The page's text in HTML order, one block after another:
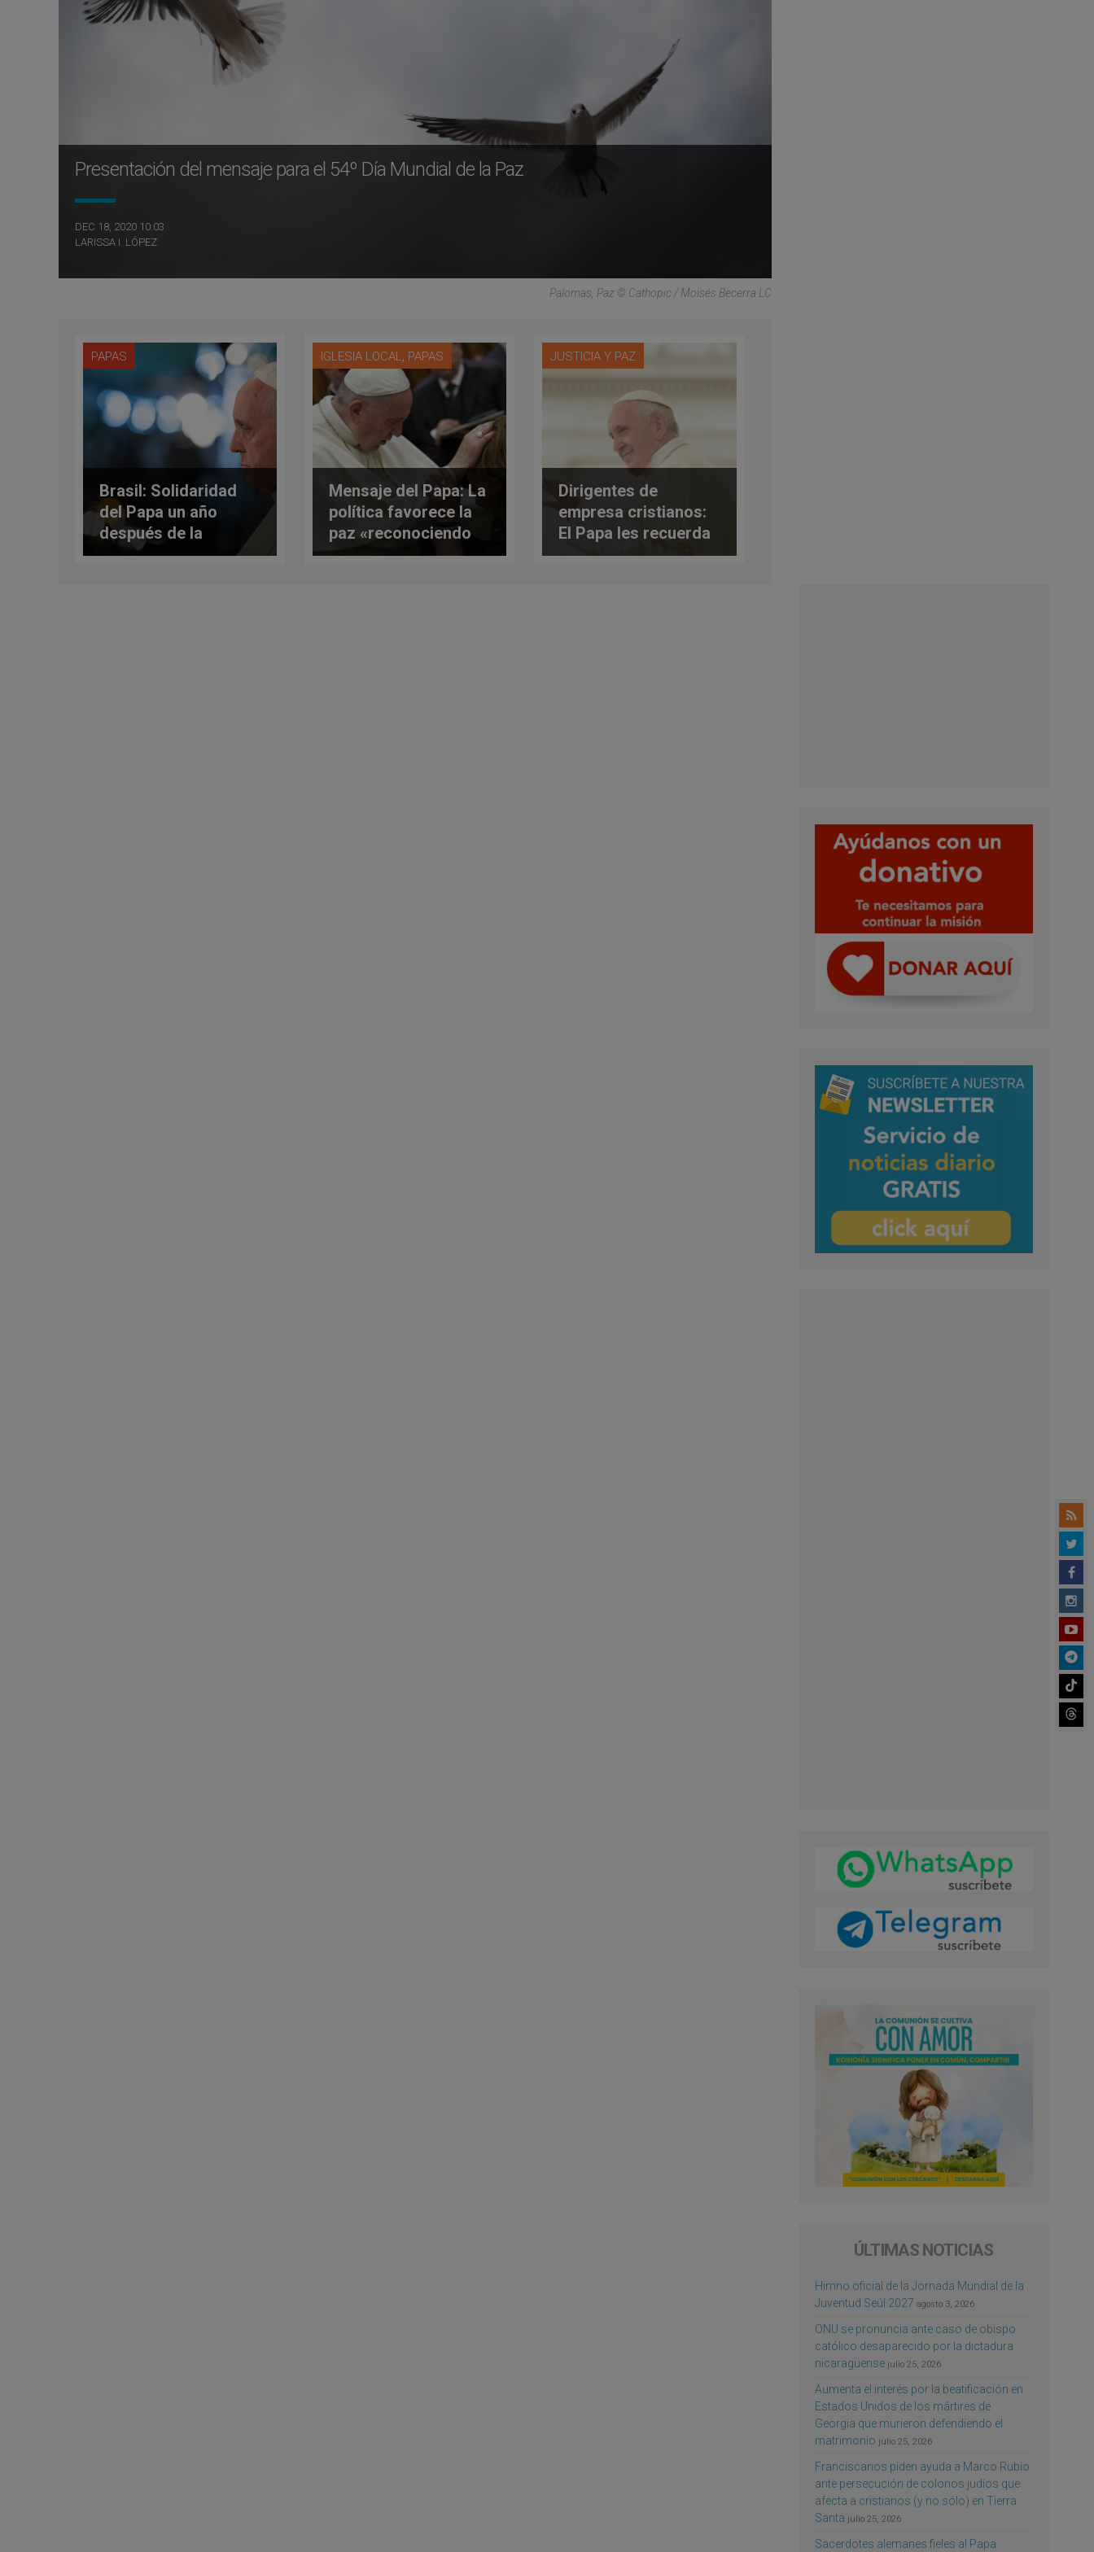
Presentación del mensaje para el 54º Día Mundial de la Paz
DEC 18, 2020 10:03
LARISSA I. LÓPEZ
Palomas, Paz © Cathopic / Moisés Becerra LC
PAPAS
Brasil: Solidaridad
del Papa un año
después de la
tragedia de
IGLESIA LOCAL, PAPAS
Mensaje del Papa: La
política favorece la
paz «reconociendo
los carismas de cada
JUSTICIA Y PAZ
Dirigentes de
empresa cristianos:
El Papa les recuerda
el "valor moral y
ÚLTIMAS NOTICIAS
Himno oficial de la Jornada Mundial de la
Juventud Seúl 2027 agosto 3, 2026
ONU se pronuncia ante caso de obispo
católico desaparecido por la dictadura
nicaragüense julio 25, 2026
Aumenta el interés por la beatificación en
Estados Unidos de los mártires de
Georgia que murieron defendiendo el
matrimonio julio 25, 2026
Franciscanos piden ayuda a Marco Rubio
ante persecución de colonos judíos que
afecta a cristianos (y no sólo) en Tierra
Santa julio 25, 2026
Sacerdotes alemanes fieles al Papa